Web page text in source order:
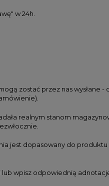
Derwent Inktense
99,75
DO
w 24h.
zostać przez nas wysłane -
realnym stanom
jest dopasowany do produktu
wpisz odpowiednią